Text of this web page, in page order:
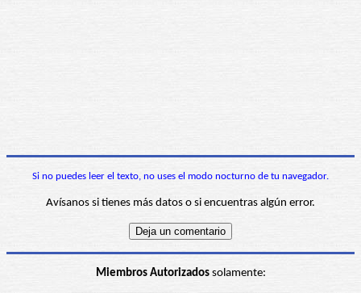
Si no puedes leer el texto, no uses el modo nocturno de tu navegador.
Avísanos si tienes más datos o si encuentras algún error.
Miembros Autorizadossolamente: